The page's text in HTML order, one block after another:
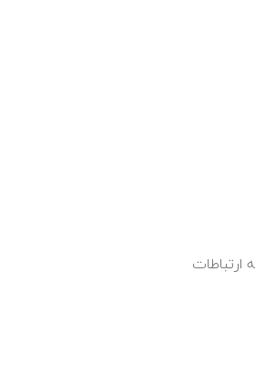
ارتباطات